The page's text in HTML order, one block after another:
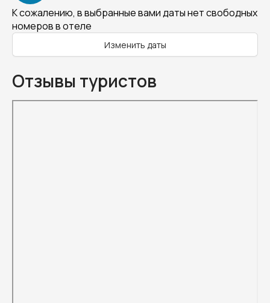
К сожалению, в выбранные вами даты нет свободных
номеров в отеле
Изменить даты
Отзывы туристов